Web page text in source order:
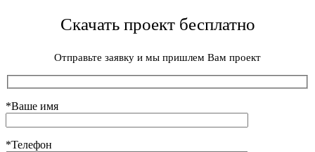
Скачать проект бесплатно
Отправьте заявку и мы пришлем Вам проект
*Ваше имя
*Телефон